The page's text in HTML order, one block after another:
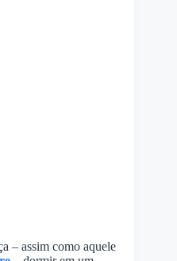
– assim como aquele